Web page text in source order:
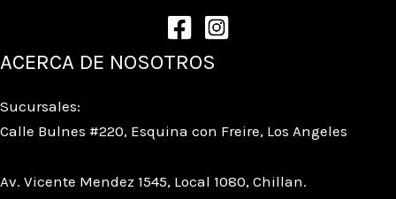
ACERCA DE NOSOTROS
Sucursales:
Calle Bulnes #220, Esquina con Freire, Los Angeles
Av. Vicente Mendez 1545, Local 1080, Chillan.